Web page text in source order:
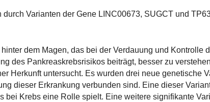
Varianten der Gene LINC00673, SUGCT und
dem Magen, das bei der Verdauung und Kontrolle
des Pankreaskrebsrisikos beiträgt, besser zu
Herkunft untersucht. Es wurden drei neue genetische
dieser Erkrankung verbunden sind. Eine dieser
bei Krebs eine Rolle spielt. Eine weitere signifikante